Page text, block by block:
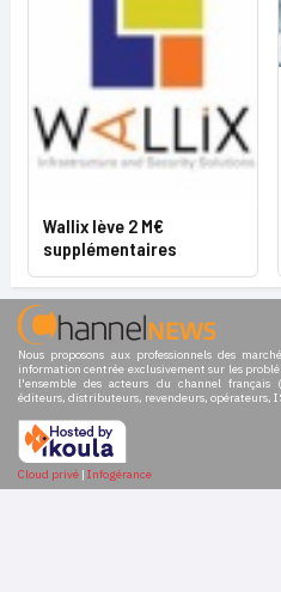
Wallix lève 2 M€
supplémentaires
Nous proposons aux professionnels des
information centrée exclusivement sur les
l'ensemble des acteurs du channel français
éditeurs, distributeurs, revendeurs, opérateurs,
Cloud privé | Infogérance